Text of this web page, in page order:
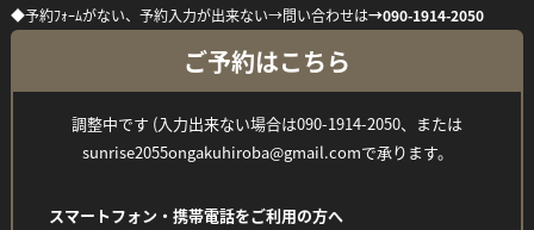
◆予約ﾌｫｰﾑがない、予約入力が出来ない→問い合わせは→090-1914-2050
ご予約はこちら
調整中です (入力出来ない場合は090-1914-2050、または
sunrise2055ongakuhiroba@gmail.comで承ります。
スマートフォン・携帯電話をご利用の方へ